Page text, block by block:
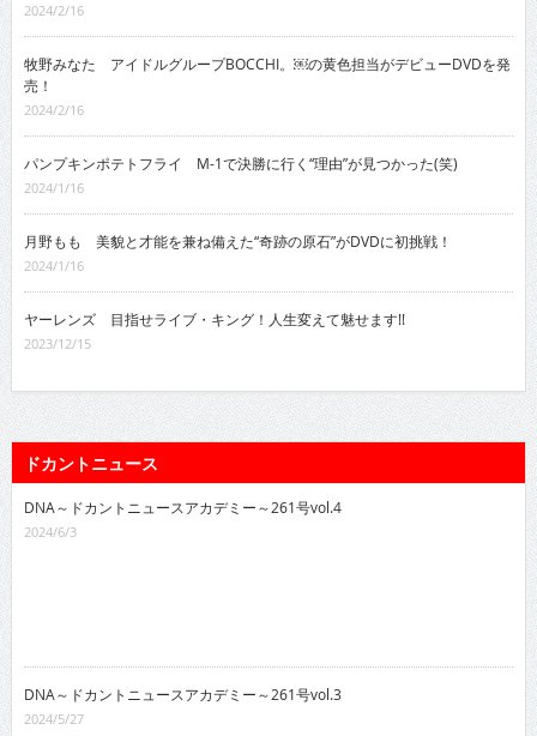
2024/2/16
牧野みなた アイドルグループBOCCHI。￼の黄色担当がデビューDVDを発
売！
2024/2/16
パンプキンポテトフライ M-1で決勝に行く“理由”が見つかった(笑)
2024/1/16
月野もも 美貌と才能を兼ね備えた“奇跡の原石”がDVDに初挑戦！
2024/1/16
ヤーレンズ 目指せライブ・キング！人生変えて魅せます!!
2023/12/15
ドカントニュース
DNA～ドカントニュースアカデミー～261号vol.4
2024/6/3
2024/5/27